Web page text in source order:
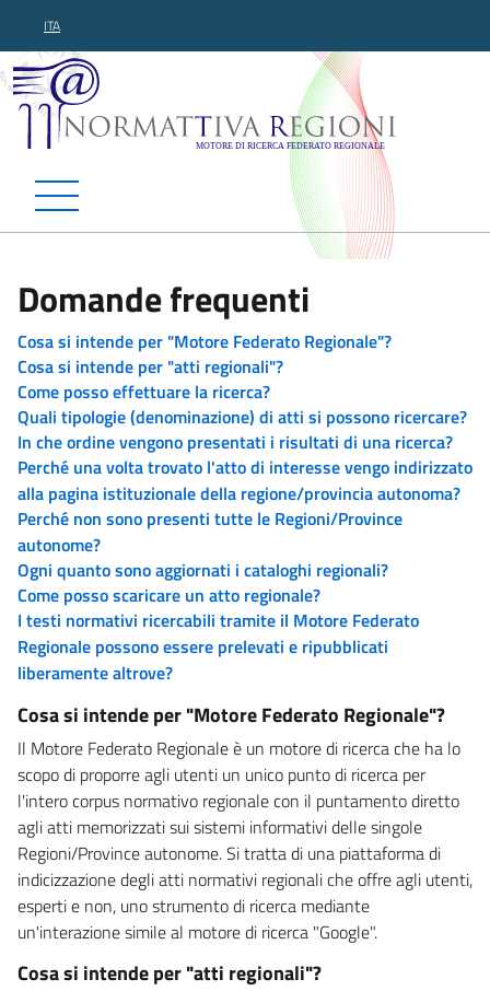
ITA
Normattiva Regioni -
Domande frequenti
Cosa si intende per "Motore Federato Regionale"?
Cosa si intende per "atti regionali"?
Come posso effettuare la ricerca?
Quali tipologie (denominazione) di atti si possono ricercare?
In che ordine vengono presentati i risultati di una ricerca?
Perché una volta trovato l'atto di interesse vengo indirizzato
alla pagina istituzionale della regione/provincia autonoma?
Perché non sono presenti tutte le Regioni/Province
autonome?
Ogni quanto sono aggiornati i cataloghi regionali?
Come posso scaricare un atto regionale?
I testi normativi ricercabili tramite il Motore Federato
Regionale possono essere prelevati e ripubblicati
liberamente altrove?
Cosa si intende per "Motore Federato Regionale"?
Il Motore Federato Regionale è un motore di ricerca che ha lo
scopo di proporre agli utenti un unico punto di ricerca per
l'intero corpus normativo regionale con il puntamento diretto
agli atti memorizzati sui sistemi informativi delle singole
Regioni/Province autonome. Si tratta di una piattaforma di
indicizzazione degli atti normativi regionali che offre agli utenti,
esperti e non, uno strumento di ricerca mediante
un'interazione simile al motore di ricerca "Google".
Cosa si intende per "atti regionali"?